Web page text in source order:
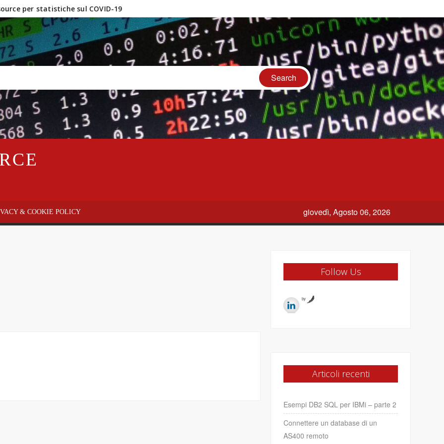
per statistiche sul COVID-19
e software OpenSource?
& COOKIE POLICY giovedì, Agosto 06, 2026
Follow Us
by
Articoli recenti
Esempi DB2 SQL per IBMi – parte 2
Connettere un database di un
AS400 remoto